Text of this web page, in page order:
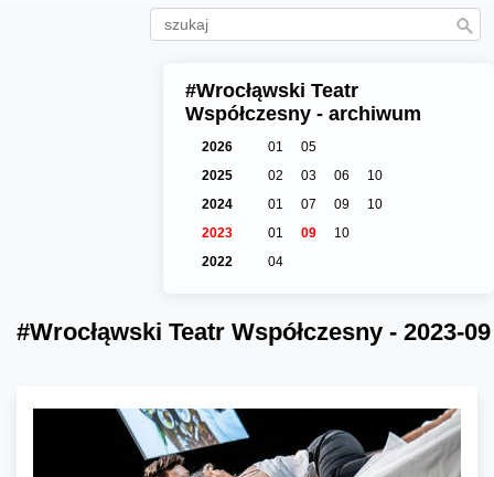
#Wrocłąwski Teatr
Współczesny - archiwum
2026 01
05
2025
02 03 06
10
2024
01 07 09
10
2023
01 09
10
2022
04
#Wrocłąwski Teatr Współczesny - 2023-09